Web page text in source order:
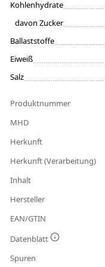
Kohlenhydrate
davon Zucker
Ballaststoffe
Eiweiß
Salz
Produktnummer
MHD
Herkunft
Herkunft (Verarbeitung)
Inhalt
Hersteller
EAN/GTIN
Datenblatt
Spuren